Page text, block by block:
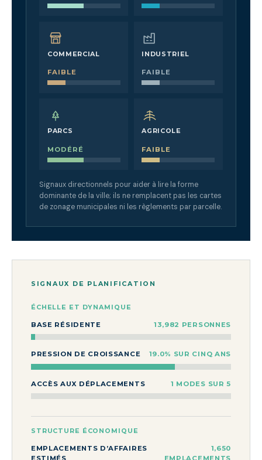
COMMERCIAL
FAIBLE
INDUSTRIEL
FAIBLE
PARCS
MODÉRÉ
AGRICOLE
FAIBLE
Signaux directionnels pour aider à lire la forme
dominante de la ville; ils ne remplacent pas les cartes
de zonage municipales ni les règlements par parcelle.
SIGNAUX DE PLANIFICATION
ÉCHELLE ET DYNAMIQUE
BASE RÉSIDENTE 13,982 PERSONNES
PRESSION DE CROISSANCE 19.0% SUR CINQ ANS
ACCÈS AUX DÉPLACEMENTS 1 MODES SUR 5
STRUCTURE ÉCONOMIQUE
EMPLACEMENTS D’AFFAIRES
ESTIMÉS
1,650
EMPLACEMENTS